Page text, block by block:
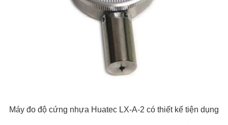
Máy đo độ cứng nhựa Huatec LX-A-2 có thiết kế tiện dụng